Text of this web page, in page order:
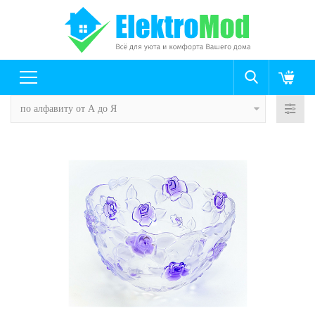
по алфавиту от А до Я